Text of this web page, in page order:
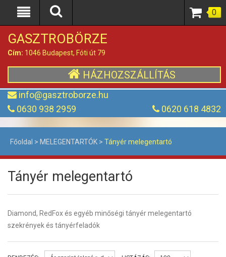
GASZTROBÖRZE
Cím: 1046 Budapest, Fóti út 79
HÁZHOZSZÁLLÍTÁS
info@gasztroborze.hu
0630 938 2959
0620 618 4832
0
Főoldal > MELEGENTARTÓK > Tányér melegentartó
Tányér melegentartó
Diamond, RedFox és egyéb minőségi tányér melegentartó
szekrények és tányérfeladók